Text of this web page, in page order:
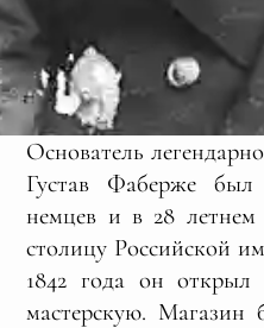
Основатель
Густав Фаберже
немцев и в 28 летнем
столицу Российской
1842 года он
мастерскую. Магазин